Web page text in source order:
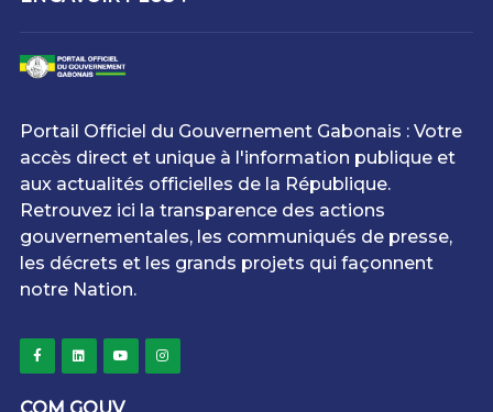
Portail Officiel du Gouvernement Gabonais : Votre
accès direct et unique à l'information publique et
aux actualités officielles de la République.
Retrouvez ici la transparence des actions
gouvernementales, les communiqués de presse,
les décrets et les grands projets qui façonnent
notre Nation.